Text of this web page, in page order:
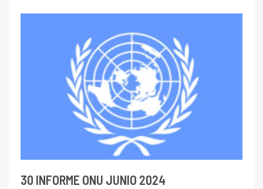
30 INFORME ONU JUNIO 2024